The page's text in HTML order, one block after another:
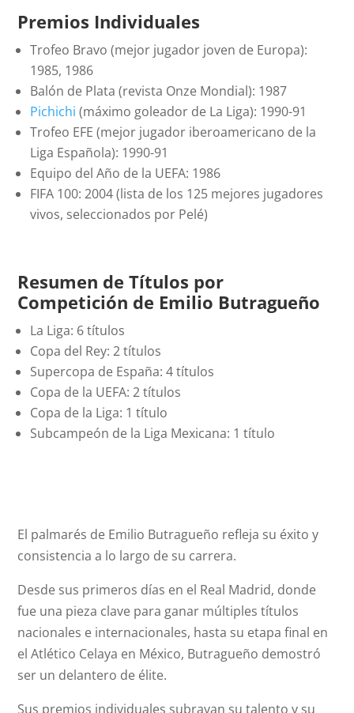
Premios Individuales
Trofeo Bravo (mejor jugador joven de Europa):
1985, 1986
Balón de Plata (revista Onze Mondial): 1987
Pichichi (máximo goleador de La Liga): 1990-91
Trofeo EFE (mejor jugador iberoamericano de la
Liga Española): 1990-91
Equipo del Año de la UEFA: 1986
FIFA 100: 2004 (lista de los 125 mejores jugadores
vivos, seleccionados por Pelé)
Resumen de Títulos por
Competición de Emilio Butragueño
La Liga: 6 títulos
Copa del Rey: 2 títulos
Supercopa de España: 4 títulos
Copa de la UEFA: 2 títulos
Copa de la Liga: 1 título
Subcampeón de la Liga Mexicana: 1 título
El palmarés de Emilio Butragueño refleja su éxito y
consistencia a lo largo de su carrera.
Desde sus primeros días en el Real Madrid, donde
fue una pieza clave para ganar múltiples títulos
nacionales e internacionales, hasta su etapa final en
el Atlético Celaya en México, Butragueño demostró
ser un delantero de élite.
Sus premios individuales subrayan su talento y su